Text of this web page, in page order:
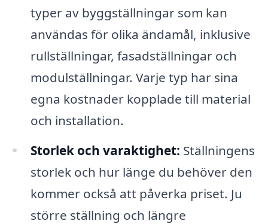
typer av byggställningar som kan
användas för olika ändamål, inklusive
rullställningar, fasadställningar och
modulställningar. Varje typ har sina
egna kostnader kopplade till material
och installation.
Storlek och varaktighet: Ställningens
storlek och hur länge du behöver den
kommer också att påverka priset. Ju
större ställning och längre